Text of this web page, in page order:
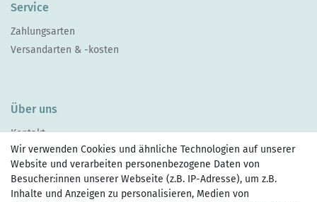
Service
Zahlungsarten
Versandarten & -kosten
Über uns
Kontakt
Wir verwenden Cookies und ähnliche Technologien auf unserer
Website und verarbeiten personenbezogene Daten von
Besucher:innen unserer Webseite (z.B. IP-Adresse), um z.B.
Inhalte und Anzeigen zu personalisieren, Medien von